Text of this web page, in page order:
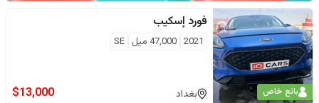
بائع خاص
فورد إسكيب
2021
47,000 ميل SE
بغداد $13,000